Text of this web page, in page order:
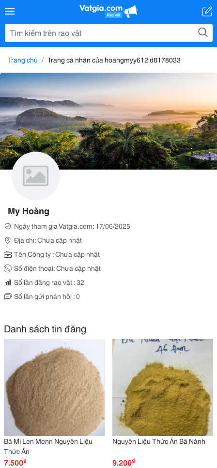
Trang chủ Trang cá nhân của hoangmyy612id8178033
My Hoàng
Ngày tham gia Vatgia.com: 17/06/2025
Địa chỉ: Chưa cập nhật
Tên Công ty : Chưa cập nhật
Số điện thoại: Chưa cập nhật
Số lần đăng rao vặt : 32
Số lần gửi phản hồi : 0
Danh sách tin đăng
Bã Mì Len Menn Nguyên Liệu
Thức Ăn
7.500₫
Nguyên Liệu Thức Ăn Bã Nành
9.200₫